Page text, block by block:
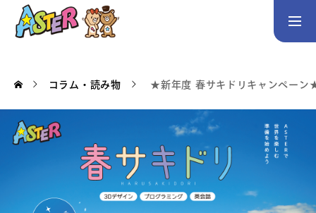
トップページ
コース案内
英会話／プログラミング／3Dデザイン／学童保育
英会話（小学生） 英会話（中学生）
コラム・読み物 ★新年度 春サキドリキャンペーン